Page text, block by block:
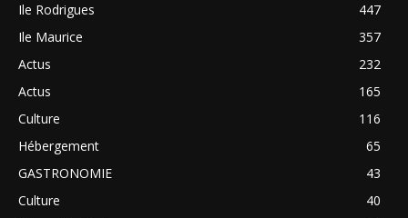
Ile Rodrigues
447
Ile Maurice
357
Actus
232
Actus
165
Culture
116
Hébergement
65
GASTRONOMIE
43
Culture
40